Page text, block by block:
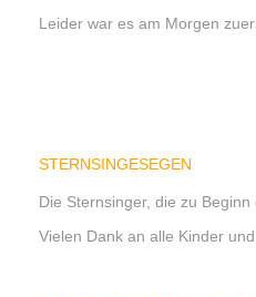
Leider war es am Morgen
STERNSINGESEGEN
Die Sternsinger, die zu
Vielen Dank an alle Kinder